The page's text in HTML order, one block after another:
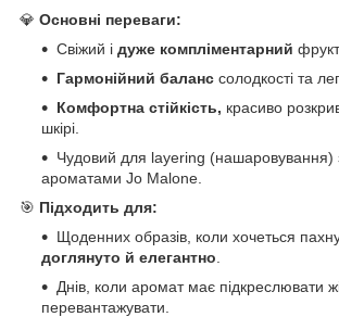
💎 Основні переваги:
Свіжий і дуже компліментарний
Гармонійний баланс солодкості та
Комфортна стійкість, красиво
шкірі.
Чудовий для layering (нашаровування)
ароматами Jo Malone.
🎯 Підходить для:
Щоденних образів, коли хочеться
доглянуто й елегантно
Днів, коли аромат має підкреслювати
перевантажувати.